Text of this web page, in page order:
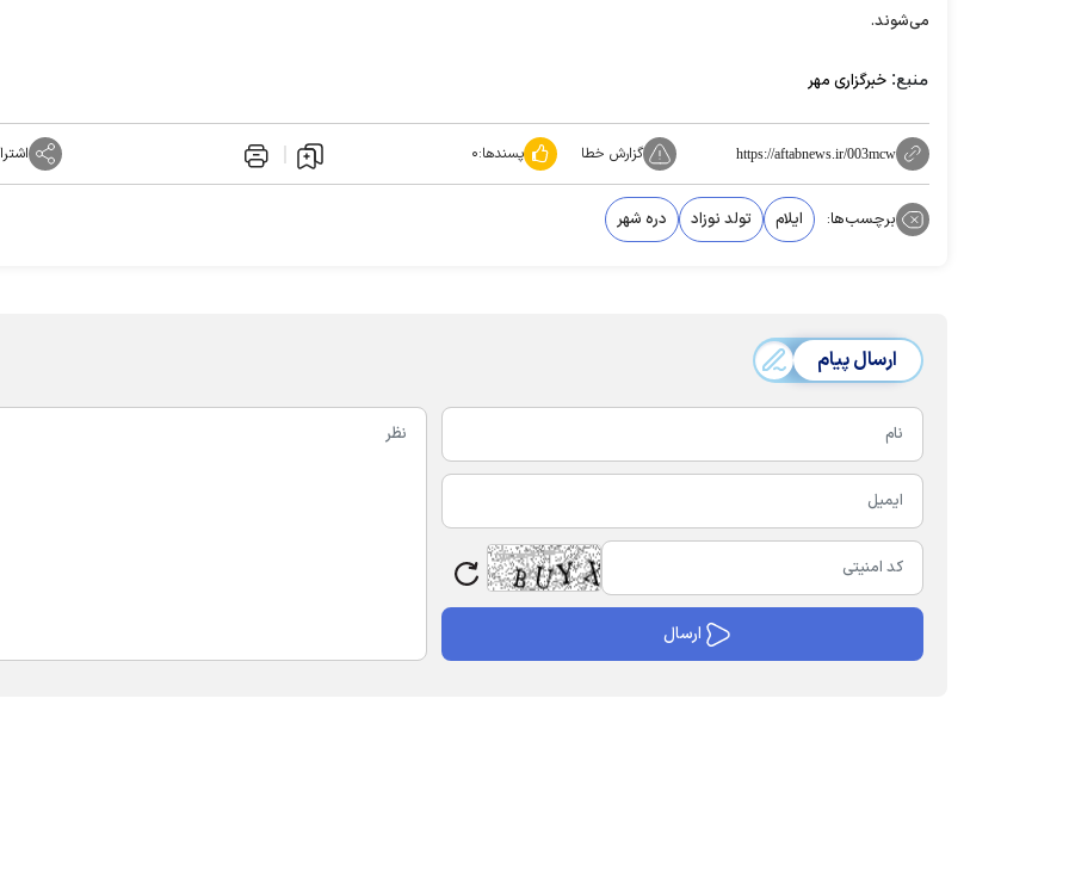
می‌شوند.
منبع: خبرگزاری مهر
https://aftabnews.ir/003mcw گزارش خطا پسندها:۰
برچسب‌ها: ایلام تولد نوزاد دره شهر
ارسال پیام